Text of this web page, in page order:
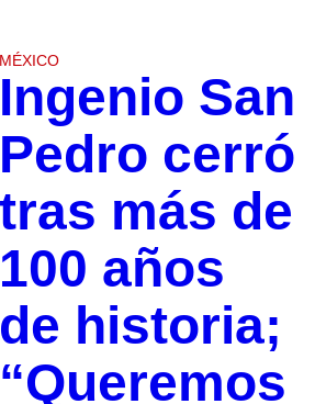
MÉXICO
Ingenio San
Pedro cerró
tras más de
100 años
de historia;
“Queremos